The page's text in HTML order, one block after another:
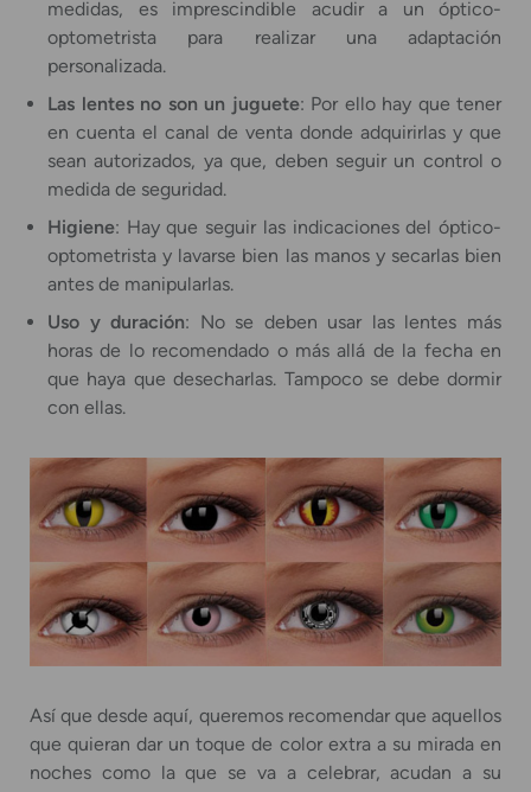
medidas, es imprescindible acudir a un óptico-
optometrista para realizar una adaptación
personalizada.
Las lentes no son un juguete: Por ello hay que tener
en cuenta el canal de venta donde adquirirlas y que
sean autorizados, ya que, deben seguir un control o
medida de seguridad.
Higiene: Hay que seguir las indicaciones del óptico-
optometrista y lavarse bien las manos y secarlas bien
antes de manipularlas.
Uso y duración: No se deben usar las lentes más
horas de lo recomendado o más allá de la fecha en
que haya que desecharlas. Tampoco se debe dormir
con ellas.
Así que desde aquí, queremos recomendar que aquellos
que quieran dar un toque de color extra a su mirada en
noches como la que se va a celebrar, acudan a su